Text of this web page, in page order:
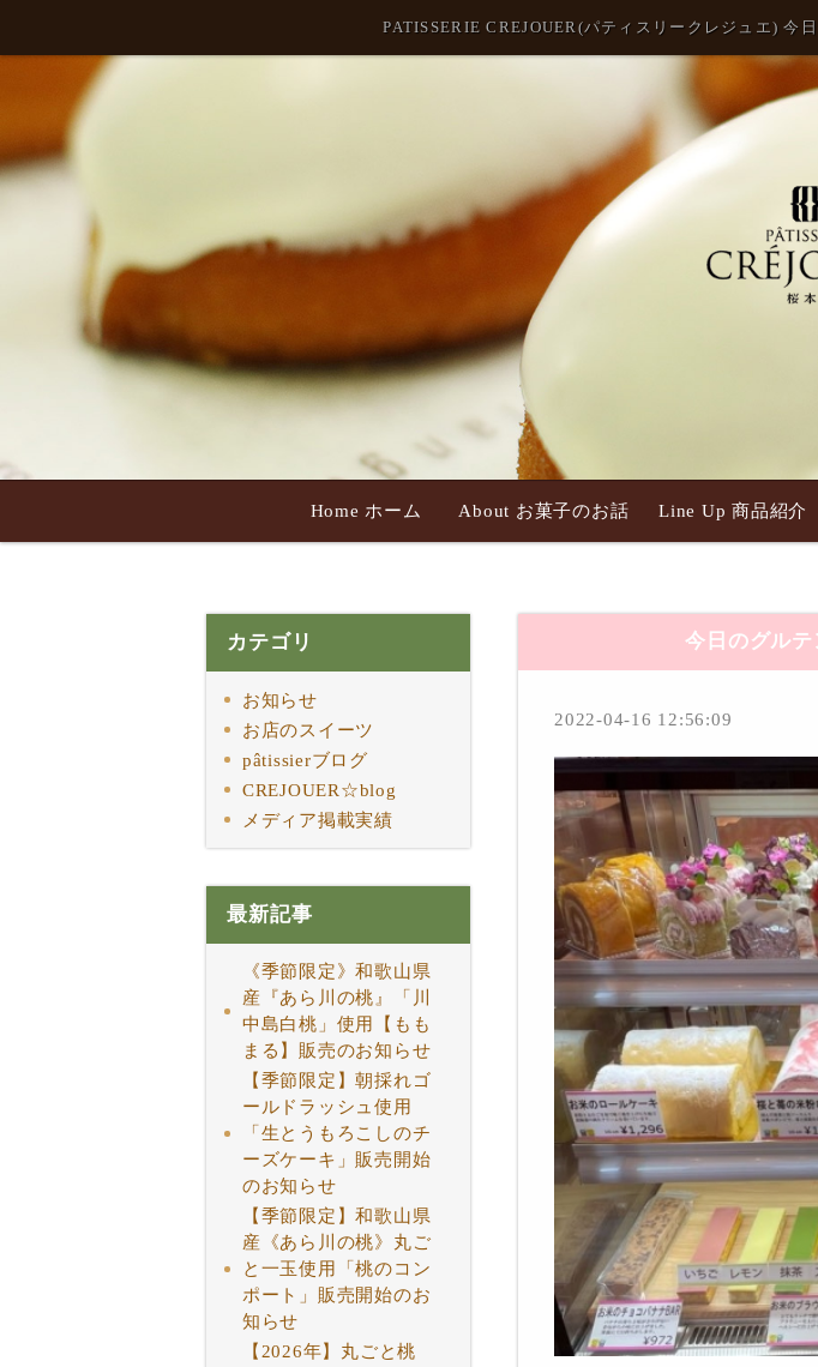
PATISSERIE CREJOUER(パティスリークレジュエ) 今
Home ホーム About お菓子のお話 Line Up 商品紹介
カテゴリ
お知らせ
お店のスイーツ
pâtissierブログ
CREJOUER☆blog
メディア掲載実績
最新記事
《季節限定》和歌山県
産『あら川の桃』「川
中島白桃」使用【もも
まる】販売のお知らせ
【季節限定】朝採れゴ
ールドラッシュ使用
「生とうもろこしのチ
ーズケーキ」販売開始
のお知らせ
【季節限定】和歌山県
産《あら川の桃》丸ご
と一玉使用「桃のコン
ポート」販売開始のお
知らせ
【2026年】丸ごと桃
今日のグルテ
2022-04-16 12:56:09